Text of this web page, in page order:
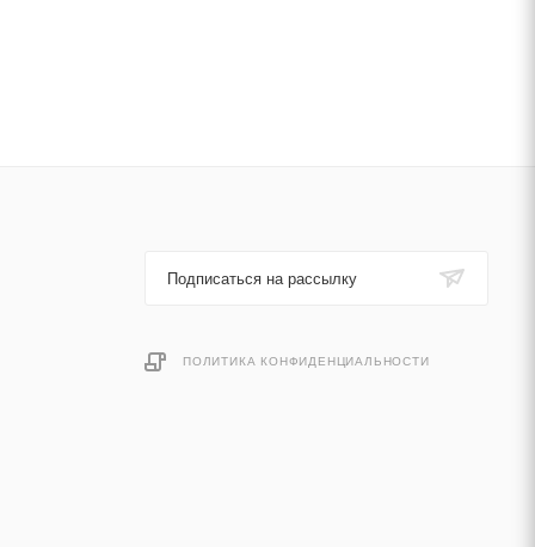
Подписаться на рассылку
ПОЛИТИКА КОНФИДЕНЦИАЛЬНОСТИ